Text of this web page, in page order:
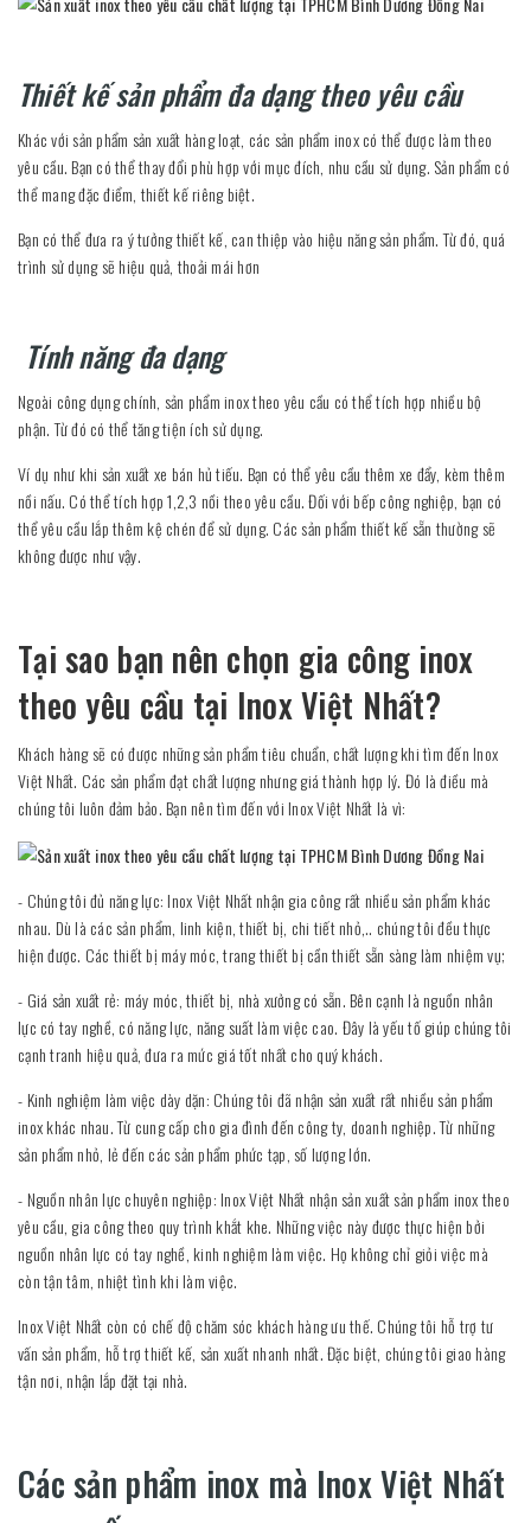
Thiết kế sản phẩm đa dạng theo yêu cầu
Khác với sản phẩm sản xuất hàng loạt, các sản phẩm inox có thể được làm theo
yêu cầu. Bạn có thể thay đổi phù hợp với mục đích, nhu cầu sử dụng. Sản phẩm có
thể mang đặc điểm, thiết kế riêng biệt.
Bạn có thể đưa ra ý tưởng thiết kế, can thiệp vào hiệu năng sản phẩm. Từ đó, quá
trình sử dụng sẽ hiệu quả, thoải mái hơn
Tính năng đa dạng
Ngoài công dụng chính, sản phẩm inox theo yêu cầu có thể tích hợp nhiều bộ
phận. Từ đó có thể tăng tiện ích sử dụng.
Ví dụ như khi sản xuất xe bán hủ tiếu. Bạn có thể yêu cầu thêm xe đẩy, kèm thêm
nồi nấu. Có thể tích hợp 1,2,3 nồi theo yêu cầu. Đối với bếp công nghiệp, bạn có
thể yêu cầu lắp thêm kệ chén để sử dụng. Các sản phẩm thiết kế sẵn thường sẽ
không được như vậy.
Tại sao bạn nên chọn gia công inox
theo yêu cầu tại Inox Việt Nhất?
Khách hàng sẽ có được những sản phẩm tiêu chuẩn, chất lượng khi tìm đến Inox
Việt Nhất. Các sản phẩm đạt chất lượng nhưng giá thành hợp lý. Đó là điều mà
chúng tôi luôn đảm bảo. Bạn nên tìm đến với Inox Việt Nhất là vì:
- Chúng tôi đủ năng lực: Inox Việt Nhất nhận gia công rất nhiều sản phẩm khác
nhau. Dù là các sản phẩm, linh kiện, thiết bị, chi tiết nhỏ,.. chúng tôi đều thực
hiện được. Các thiết bị máy móc, trang thiết bị cần thiết sẵn sàng làm nhiệm vụ;
- Giá sản xuất rẻ: máy móc, thiết bị, nhà xưởng có sẵn. Bên cạnh là nguồn nhân
lực có tay nghề, có năng lực, năng suất làm việc cao. Đây là yếu tố giúp chúng tôi
cạnh tranh hiệu quả, đưa ra mức giá tốt nhất cho quý khách.
- Kinh nghiệm làm việc dày dặn: Chúng tôi đã nhận sản xuất rất nhiều sản phẩm
inox khác nhau. Từ cung cấp cho gia đình đến công ty, doanh nghiệp. Từ những
sản phẩm nhỏ, lẻ đến các sản phẩm phức tạp, số lượng lớn.
- Nguồn nhân lực chuyên nghiệp: Inox Việt Nhất nhận sản xuất sản phẩm inox theo
yêu cầu, gia công theo quy trình khắt khe. Những việc này được thực hiện bởi
nguồn nhân lực có tay nghề, kinh nghiệm làm việc. Họ không chỉ giỏi việc mà
còn tận tâm, nhiệt tình khi làm việc.
Inox Việt Nhất còn có chế độ chăm sóc khách hàng ưu thế. Chúng tôi hỗ trợ tư
vấn sản phẩm, hỗ trợ thiết kế, sản xuất nhanh nhất. Đặc biệt, chúng tôi giao hàng
tận nơi, nhận lắp đặt tại nhà.
Các sản phẩm inox mà Inox Việt Nhất